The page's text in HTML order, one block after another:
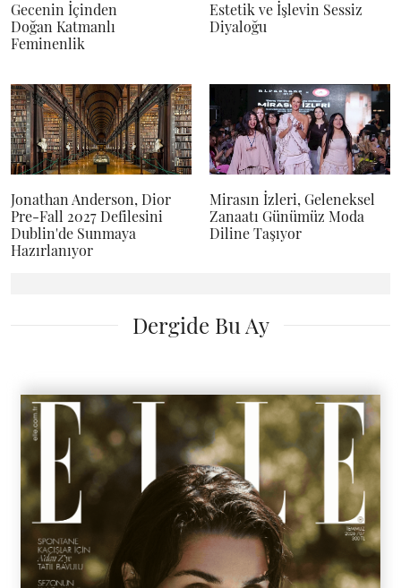
Gecenin İçinden
Doğan Katmanlı
Feminenlik
Estetik ve İşlevin Sessiz
Diyaloğu
Jonathan Anderson, Dior
Pre-Fall 2027 Defilesini
Dublin'de Sunmaya
Hazırlanıyor
Mirasın İzleri, Geleneksel
Zanaatı Günümüz Moda
Diline Taşıyor
Dergide Bu Ay